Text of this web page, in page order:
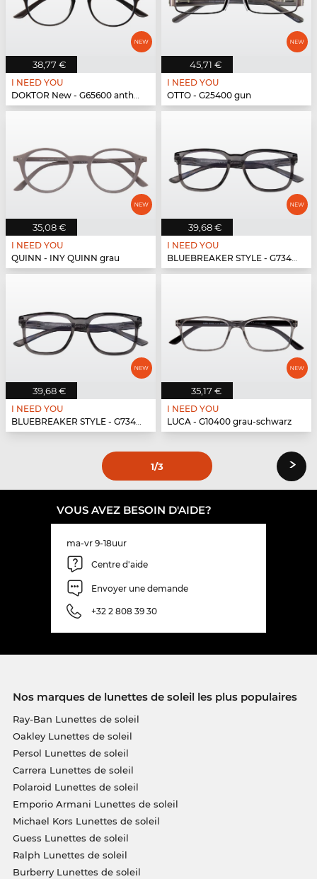
38,77 €
I NEED YOU
DOKTOR New - G65600 anthrazit
45,71 €
I NEED YOU
OTTO - G25400 gun
35,08 €
I NEED YOU
QUINN - INY QUINN grau
39,68 €
I NEED YOU
BLUEBREAKER STYLE - G73400 grau
39,68 €
I NEED YOU
BLUEBREAKER STYLE - G73400 grau
35,17 €
I NEED YOU
LUCA - G10400 grau-schwarz
1/3 ›
VOUS AVEZ BESOIN D'AIDE?
ma-vr 9-18uur
Centre d'aide
Envoyer une demande
+32 2 808 39 30
Nos marques de lunettes de soleil les plus populaires
Ray-Ban Lunettes de soleil
Oakley Lunettes de soleil
Persol Lunettes de soleil
Carrera Lunettes de soleil
Polaroid Lunettes de soleil
Emporio Armani Lunettes de soleil
Michael Kors Lunettes de soleil
Guess Lunettes de soleil
Ralph Lunettes de soleil
Burberry Lunettes de soleil